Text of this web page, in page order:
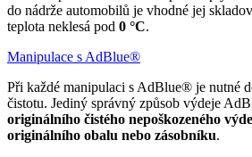
do nádrže automobilů je vhodné jej
teplota neklesá pod 0 °C.
Manipulace s AdBlue®
Při každé manipulaci s AdBlue® je nutné
čistotu. Jediný správný způsob výdeje
originálního čistého nepoškozeného
originálního obalu nebo zásobníku.